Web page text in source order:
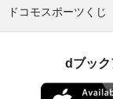
ドコモスポーツくじ
dブック